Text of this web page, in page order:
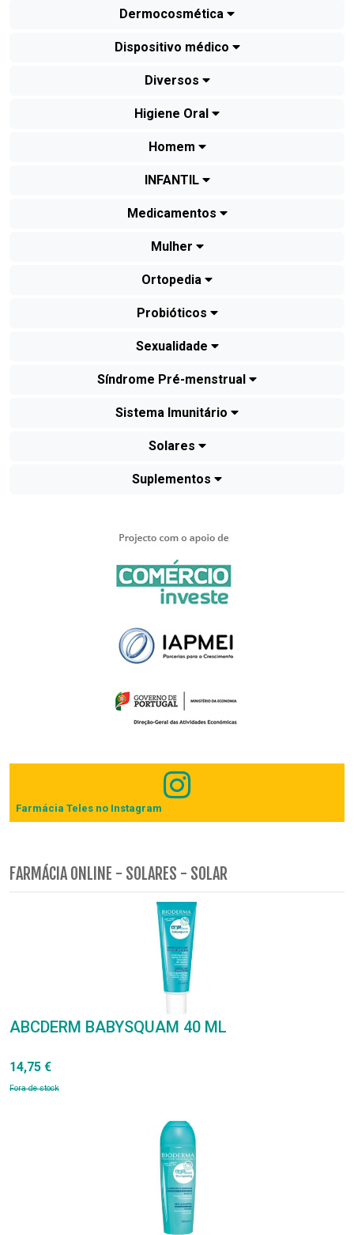
Dermocosmética
Dispositivo médico
Diversos
Higiene Oral
Homem
INFANTIL
Medicamentos
Mulher
Ortopedia
Probióticos
Sexualidade
Síndrome Pré-menstrual
Sistema Imunitário
Solares
Suplementos
Farmácia Teles no Instagram
FARMÁCIA ONLINE - SOLARES - SOLAR
ABCDERM BABYSQUAM 40 ML
14,75 €
Fora de stock